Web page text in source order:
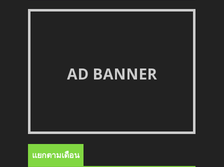
AD BANNER
แยกตามเดือน